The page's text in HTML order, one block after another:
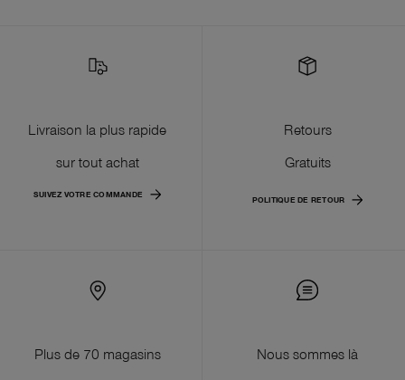
Livraison la plus rapide
sur tout achat
SUIVEZ VOTRE COMMANDE
Retours
Gratuits
POLITIQUE DE RETOUR
Plus de 70 magasins
Nous sommes là